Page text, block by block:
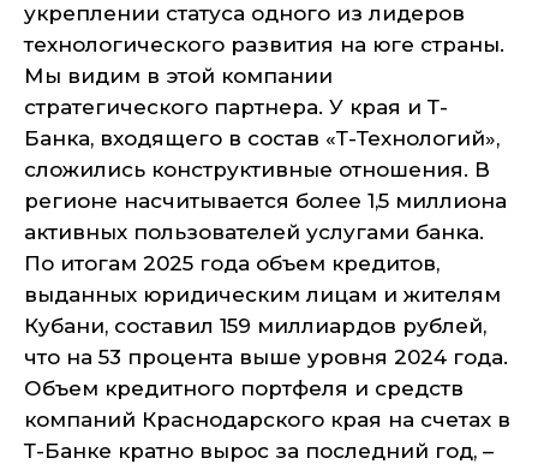
укреплении статуса одного из лидеров
технологического развития на юге страны.
Мы видим в этой компании
стратегического партнера. У края и Т-
Банка, входящего в состав «Т-Технологий»,
сложились конструктивные отношения. В
регионе насчитывается более 1,5 миллиона
активных пользователей услугами банка.
По итогам 2025 года объем кредитов,
выданных юридическим лицам и жителям
Кубани, составил 159 миллиардов рублей,
что на 53 процента выше уровня 2024 года.
Объем кредитного портфеля и средств
компаний Краснодарского края на счетах в
Т-Банке кратно вырос за последний год, –